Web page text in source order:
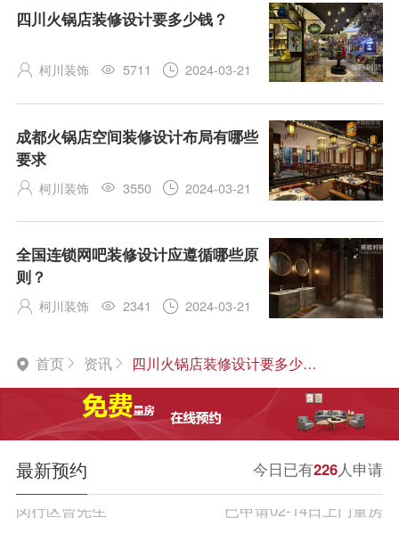
四川火锅店装修设计要多少钱？
 柯川装饰  5711  2024-03-21
成都火锅店空间装修设计布局有哪些
要求
 柯川装饰  3550  2024-03-21
全国连锁网吧装修设计应遵循哪些原
则？
 柯川装饰  2341  2024-03-21
 首页 资讯  四川火锅店装修设计要多少钱？
最新预约 今日已有226人申请
闵行区曾先生
已申请02-14日上门量房